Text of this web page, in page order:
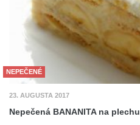
NEPEČENÉ
23. AUGUSTA 2017
Nepečená BANANITA na plechu